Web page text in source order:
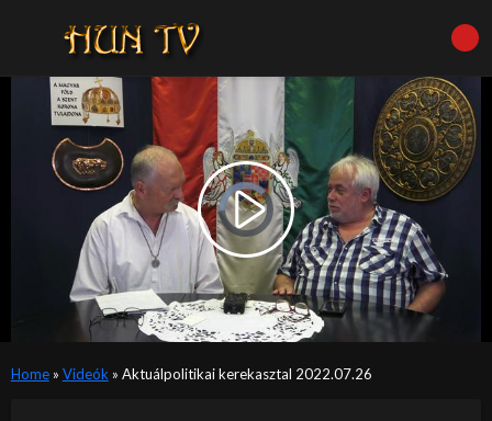
Video
Player
is
loading.Play
Video
Home» Videók » Aktuálpolitikai kerekasztal 2022.07.26